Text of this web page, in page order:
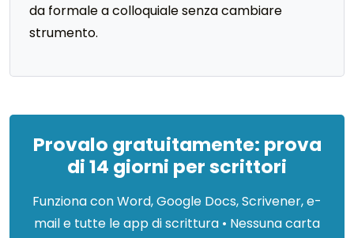
da formale a colloquiale senza cambiare
strumento.
Provalo gratuitamente: prova
di 14 giorni per scrittori
Funziona con Word, Google Docs, Scrivener, e-
mail e tutte le app di scrittura • Nessuna carta